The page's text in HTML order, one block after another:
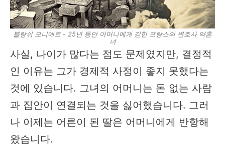
블랑쉬 모니에르 - 25년 동안 어머니에게 갇힌 프랑스의 변호사 약혼
녀
사실, 나이가 많다는 점도 문제였지만, 결정적
인 이유는 그가 경제적 사정이 좋지 못했다는
것에 있습니다. 그녀의 어머니는 돈 없는 사람
과 집안이 연결되는 것을 싫어했습니다. 그러
나 이제는 어른이 된 딸은 어머니에게 반항해
왔습니다.